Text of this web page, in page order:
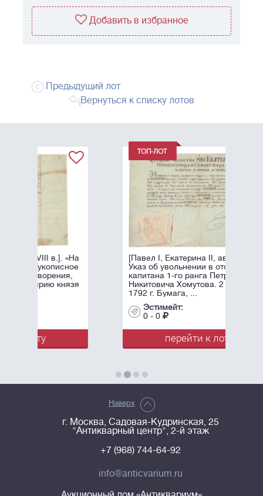
Добавить в избранное
Предыдущий лот
Вернуться к списку лотов
[Павел I, Екатерина II, автографы].
Указ об увольнении в отставку
капитана 1-го ранга Петра
Никитовича Хомутова. 2 апреля
1792 г. Бумага, ...
перейти к лоту
Наверх
г. Москва, Садовая-Кудринская, 25
"Антикварный центр", 2-й этаж
+7 (968) 744-64-92
info@anticvarium.ru